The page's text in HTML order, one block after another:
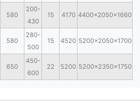
580
200-
430
15 4170 4400×2050×1660
580
280-
500
15 4520 5200×2050×1700
650
450-
600
22 5200 5200×2350×1750